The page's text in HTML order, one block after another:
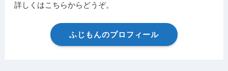
詳しくはこちらからどうぞ。
ふじもんのプロフィール